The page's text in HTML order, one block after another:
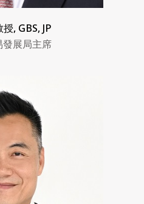
, GBS, JP
發展局主席